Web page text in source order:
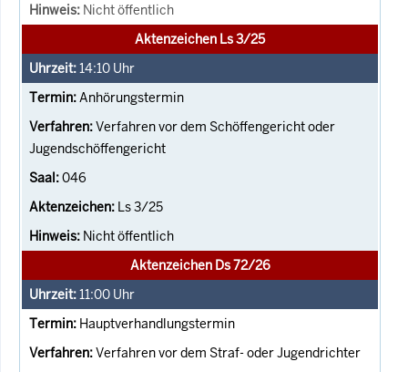
Nicht öffentlich
Aktenzeichen Ls 3/25
14:10 Uhr
Anhörungstermin
Verfahren vor dem Schöffengericht oder
Jugendschöffengericht
046
Ls 3/25
Nicht öffentlich
Aktenzeichen Ds 72/26
11:00 Uhr
Hauptverhandlungstermin
Verfahren vor dem Straf- oder Jugendrichter